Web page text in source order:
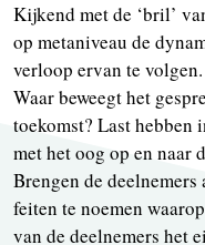
Kijkend met de ‘bril’
op metaniveau de
verloop ervan te volgen.
Waar beweegt het
toekomst? Last hebben
met het oog op en naar
Brengen de
feiten te noemen
van de deelnemers het